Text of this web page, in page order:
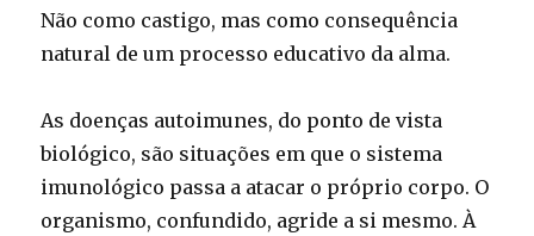
Não como castigo, mas como consequência
natural de um processo educativo da alma.
As doenças autoimunes, do ponto de vista
biológico, são situações em que o sistema
imunológico passa a atacar o próprio corpo. O
organismo, confundido, agride a si mesmo. À